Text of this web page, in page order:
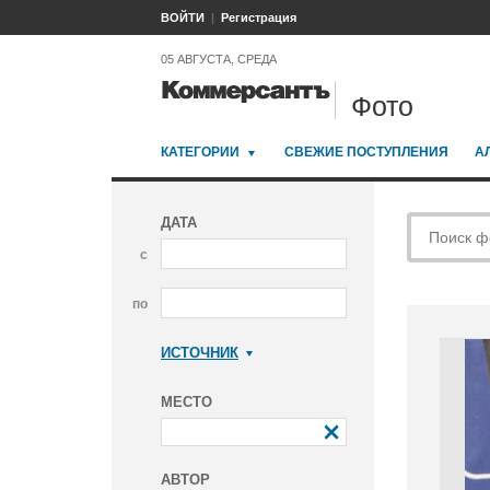
ВОЙТИ Регистрация
05 АВГУСТА, СРЕДА
Фото
КАТЕГОРИИ СВЕЖИЕ ПОСТУПЛЕНИЯ
ДАТА
с
по
ИСТОЧНИК
МЕСТО
АВТОР